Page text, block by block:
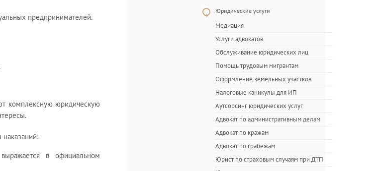
предпринимателей.
комплексную юридическую
наказаний:
в официальном
Юридические услуги
Медиация
Услуги адвокатов
Обслуживание юридических лиц
Помощь трудовым мигрантам
Оформление земельных участков
Налоговые каникулы для ИП
Аутсорсинг юридических услуг
Адвокат по административным делам
Адвокат по кражам
Адвокат по грабежам
Юрист по страховым случаям при ДТП